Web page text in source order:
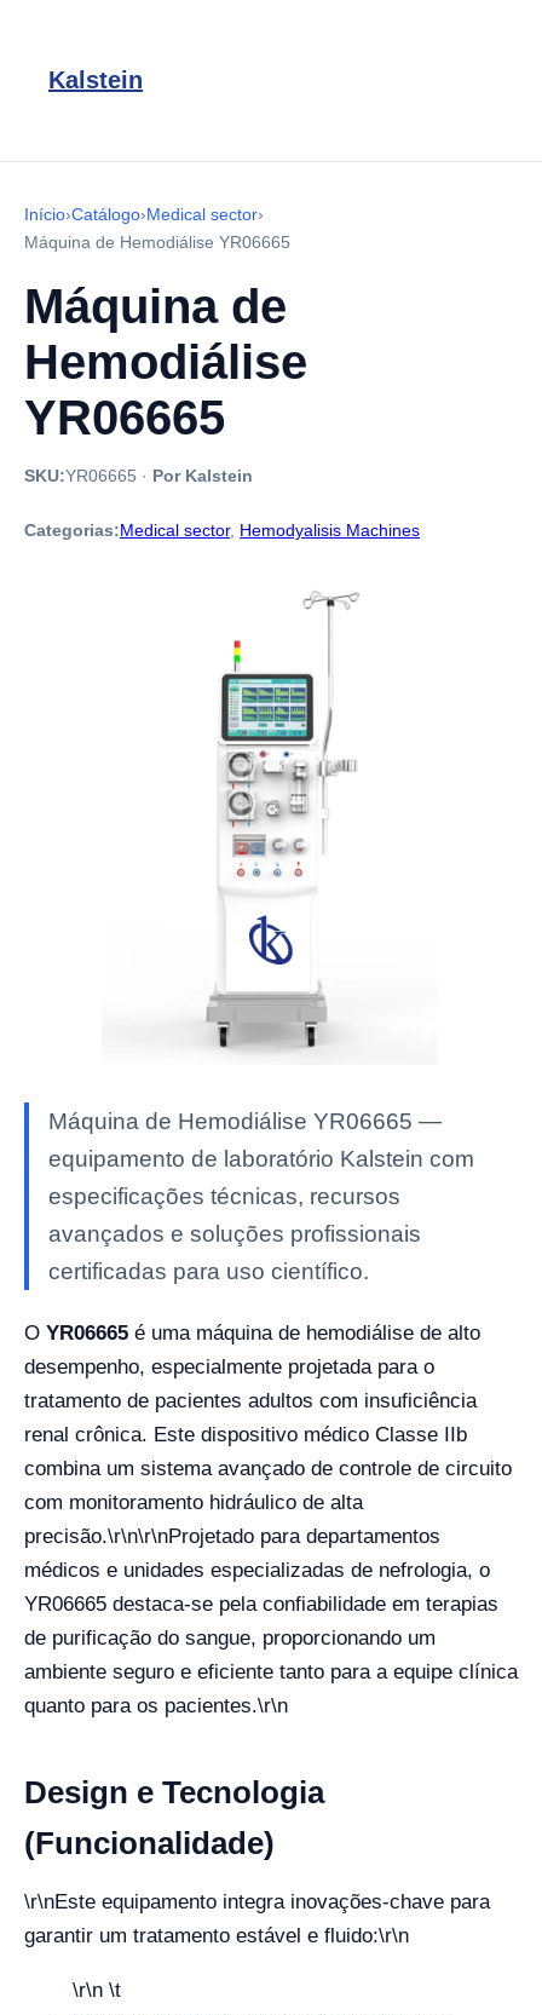
Kalstein
Início›Catálogo›Medical sector›
Máquina de Hemodiálise YR06665
Máquina de
Hemodiálise
YR06665
SKU:YR06665 · Por Kalstein
Categorias:Medical sector, Hemodyalisis Machines
Máquina de Hemodiálise YR06665 —
equipamento de laboratório Kalstein com
especificações técnicas, recursos
avançados e soluções profissionais
certificadas para uso científico.
O YR06665 é uma máquina de hemodiálise de alto
desempenho, especialmente projetada para o
tratamento de pacientes adultos com insuficiência
renal crônica. Este dispositivo médico Classe IIb
combina um sistema avançado de controle de circuito
com monitoramento hidráulico de alta
precisão.\r\n\r\nProjetado para departamentos
médicos e unidades especializadas de nefrologia, o
YR06665 destaca-se pela confiabilidade em terapias
de purificação do sangue, proporcionando um
ambiente seguro e eficiente tanto para a equipe clínica
quanto para os pacientes.\r\n
Design e Tecnologia
(Funcionalidade)
\r\nEste equipamento integra inovações-chave para
garantir um tratamento estável e fluido:\r\n
\r\n \t